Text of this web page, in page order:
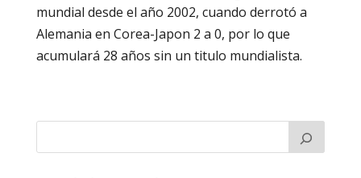
mundial desde el año 2002, cuando derrotó a
Alemania en Corea-Japon 2 a 0, por lo que
acumulará 28 años sin un titulo mundialista.